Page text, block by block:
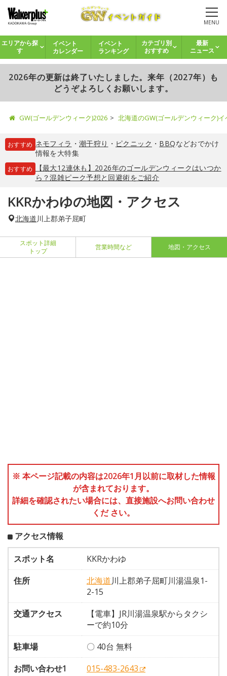
MENU
エリアから探
す
イベント
カレンダー
イベント
ランキング
カテゴリ別
おすすめ
最新
ニュース
2026年の更新は終了いたしました。来年（2027年）も
どうぞよろしくお願いします。
GW(ゴールデンウィーク)2026 北海道のGW(ゴールデンウィーク)
おすすめ ネモフィラ ・ 潮干狩り ・ ピクニック ・ BBQなどおでかけ
情報を大特集
おすすめ
【最大12連休も】2026年のゴールデンウィークはいつか
ら？混雑ピーク予想と回避術をご紹介
KKRかわゆの地図・アクセス
北海道川上郡弟子屈町
スポット詳細
トップ
営業時間など 地図・アクセス
※ 本ページ記載の内容は2026年1月以前に取材した情報
が含まれております。
詳細を確認されたい場合には、直接施設へお問い合わせ
くだ さい。
アクセス情報
スポット名
KKRかわゆ
住所
北海道川上郡弟子屈町川湯温泉1-
2-15
交通アクセス
【電車】JR川湯温泉駅からタクシ
ーで約10分
駐車場
〇 40台 無料
お問い合わせ1
015-483-2643